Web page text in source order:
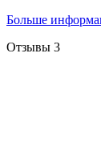
Больше
Отзывы 3